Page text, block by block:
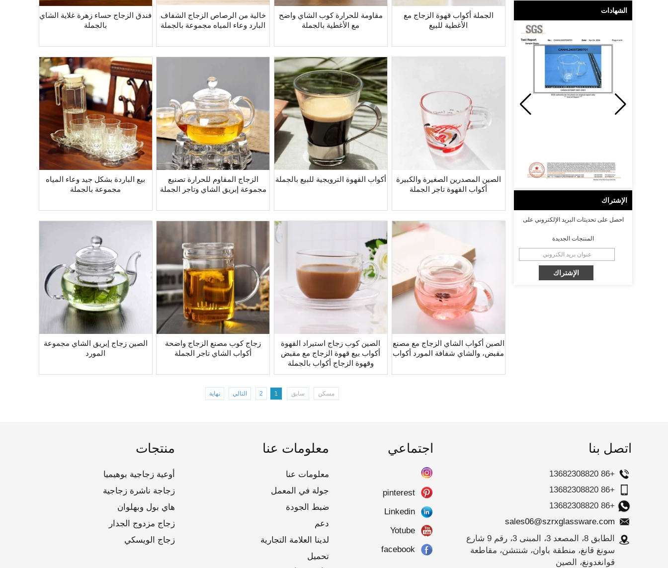
الشهادات
الإشتراك
احصل على تحديثات البريد الإلكتروني على
المنتجات الجديدة
فندق الزجاج حساء زهرة غلاية الشاي
بالجملة
خالية من الرصاص الزجاج الشفاف
البارد وعاء المياه مجموعة بالجملة
مقاومة للحرارة كوب الشاي واضح
مع الأغطية بالجملة
الجملة أكواب قهوة الزجاج مع
الأغطية للبيع
بيع الباردة بشكل جيد وعاء المياه
مجموعة بالجملة
الزجاج المقاوم للحرارة تصنيع
مجموعة إبريق الشاي وتاجر الجملة
أكواب القهوة الترويجية للبيع بالجملة
الصين المصدرين الصغيرة والكبيرة
أكواب القهوة تاجر الجملة
الصين زجاج إبريق الشاي مجموعة
المورد
زجاج كوب مصنع الزجاج واضحة
أكواب الشاي تاجر الجملة
الصين كوب زجاج استيراد القهوة
أكواب بيع قهوة الزجاج مع مقبض
وقهوة الزجاج أكواب بالجملة
الصين أكواب الشاي الزجاج مع مصنع
مقبض، والشاي شفافة المورد أكواب
مسكن سابق 1
2 التالي نهاية
منتجات
أوعية زجاجية بوهيميا
زجاجة ناشرة زجاجية
هاي بول وبهلوان
زجاج مزدوج الجدار
زجاج الويسكي
معلومات عنا
معلومات عنا
جولة في المعمل
ضبط الجودة
دعم
لدينا العلامة التجارية
تحميل
اجتماعي
pinterest
Linkedin
Yotube
facebook
اتصل بنا
+86 13682308820
+86 13682308820
+86 13682308820
sales06@szrxglassware.com
الطابق 8، المصعد 3، المبنى 3، رقم 9 شارع
سونغ قانغ، منطقة باوان، شنتشن، مقاطعة
قوانغدونغ، الصين